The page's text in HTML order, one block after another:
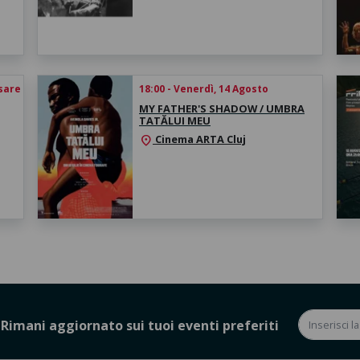
18:00 - Venerdì, 14 Agosto
MY FATHER'S SHADOW / UMBRA
TATĂLUI MEU
location_on Cinema ARTA Cluj
Rimani aggiornato sui tuoi eventi preferiti